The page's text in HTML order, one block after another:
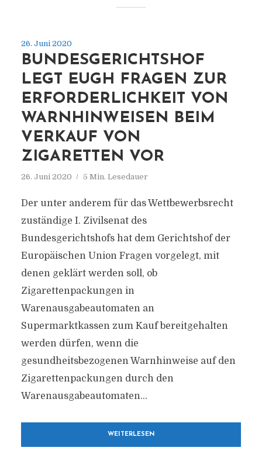
26. Juni 2020
BUNDESGERICHTSHOF
LEGT EUGH FRAGEN ZUR
ERFORDERLICHKEIT VON
WARNHINWEISEN BEIM
VERKAUF VON
ZIGARETTEN VOR
26. Juni 2020 5 Min. Lesedauer
Der unter anderem für das Wettbewerbsrecht
zuständige I. Zivilsenat des
Bundesgerichtshofs hat dem Gerichtshof der
Europäischen Union Fragen vorgelegt, mit
denen geklärt werden soll, ob
Zigarettenpackungen in
Warenausgabeautomaten an
Supermarktkassen zum Kauf bereitgehalten
werden dürfen, wenn die
gesundheitsbezogenen Warnhinweise auf den
Zigarettenpackungen durch den
Warenausgabeautomaten...
WEITERLESEN